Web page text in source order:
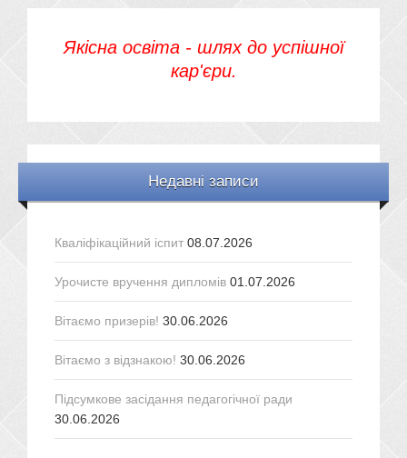
Якісна освіта - шлях до успішної
кар'єри.
Недавні записи
Кваліфікаційний іспит 08.07.2026
Урочисте вручення дипломів 01.07.2026
Вітаємо призерів! 30.06.2026
Вітаємо з відзнакою! 30.06.2026
Підсумкове засідання педагогічної ради
30.06.2026